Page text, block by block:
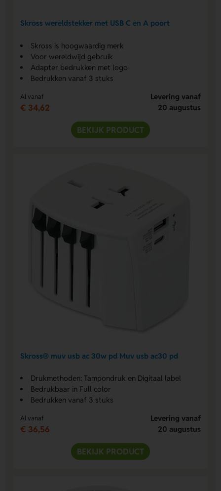
Skross wereldstekker met USB C en A poort
Skross is hoogwaardig merk
Voor wereldwijd gebruik
Adapter bedrukken met logo
Bedrukken vanaf 3 stuks
Al vanaf
€ 34,62
Levering vanaf
20 augustus
BEKIJK PRODUCT
Skross® muv usb ac 30w pd Muv usb ac30 pd
Drukmethoden: Tampondruk en Digitaal label
Bedrukbaar in Full color
Bedrukken vanaf 3 stuks
Al vanaf
€ 36,56
Levering vanaf
20 augustus
BEKIJK PRODUCT